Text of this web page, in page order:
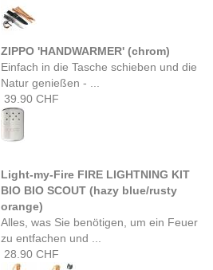
ZIPPO 'HANDWARMER' (chrom)
Einfach in die Tasche schieben und die
Natur genießen - ...
39.90 CHF
Light-my-Fire FIRE LIGHTNING KIT
BIO BIO SCOUT (hazy blue/rusty
orange)
Alles, was Sie benötigen, um ein Feuer
zu entfachen und ...
28.90 CHF